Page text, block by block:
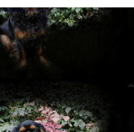
& Pernilla Bergström